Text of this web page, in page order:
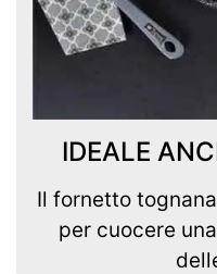
IDEALE
Il fornetto
per cuocere